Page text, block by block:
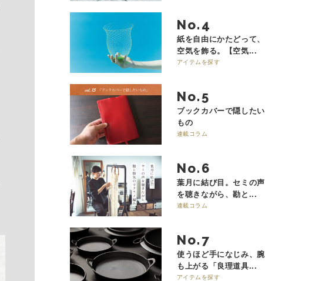
No.
紙を自由にかたどって、
空気を飾る。【空気...
アイテムを探す
No.
ブックカバーで隠したい
もの
連載コラム
No.
葉月に結び目。セミの声
を聴きながら、勘と...
連載コラム
No.
使うほど手になじみ、腕
も上がる「良理道具...
アイテムを探す